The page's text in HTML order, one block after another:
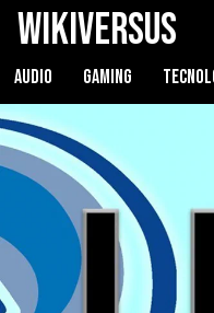
WikiVersus
AUDIO GAMING